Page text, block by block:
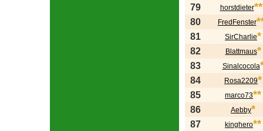
79 horstdieter
80 FredFenster
81 SirCharlie*
82 Blattmaus*
83 Sinalcocola
84 Rosa2209*
85 marco73**
86 Aebby*
87 kinghero**